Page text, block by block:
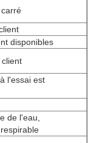
disponibles
l'essai est
de l'eau,